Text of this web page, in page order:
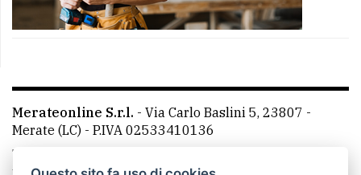
Merateonline S.r.l. - Via Carlo Baslini 5, 23807 -
Merate (LC) - P.IVA 02533410136
Telefono:
mail: redazione@merateonline.it